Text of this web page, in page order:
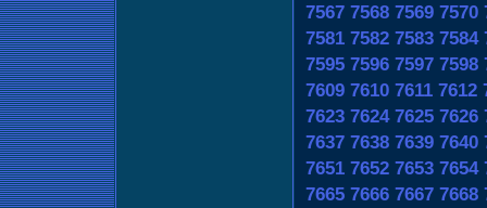
7567 7568 7569 7570
7581 7582 7583 7584
7595 7596 7597 7598
7609 7610 7611 7612
7623 7624 7625 7626
7637 7638 7639 7640
7651 7652 7653 7654
7665 7666 7667 7668